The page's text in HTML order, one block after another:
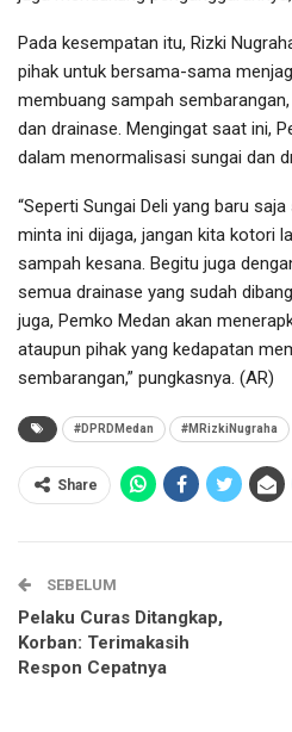
Pada kesempatan itu, Rizki
pihak untuk bersama-sama
membuang sampah
dan drainase. Mengingat saat ini,
dalam menormalisasi sungai dan
“Seperti Sungai Deli yang baru
minta ini dijaga, jangan kita kotori
sampah kesana. Begitu juga
semua drainase yang sudah
juga, Pemko Medan akan
ataupun pihak yang kedapatan
sembarangan,” pungkasnya. (AR)
#DPRDMedan #MRizkiNugraha
Share
SEBELUM
Pelaku Curas Ditangkap,
Korban: Terimakasih
Respon Cepatnya